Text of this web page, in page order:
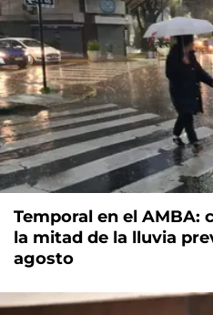
Temporal en el AMBA:
la mitad de la lluvia
agosto